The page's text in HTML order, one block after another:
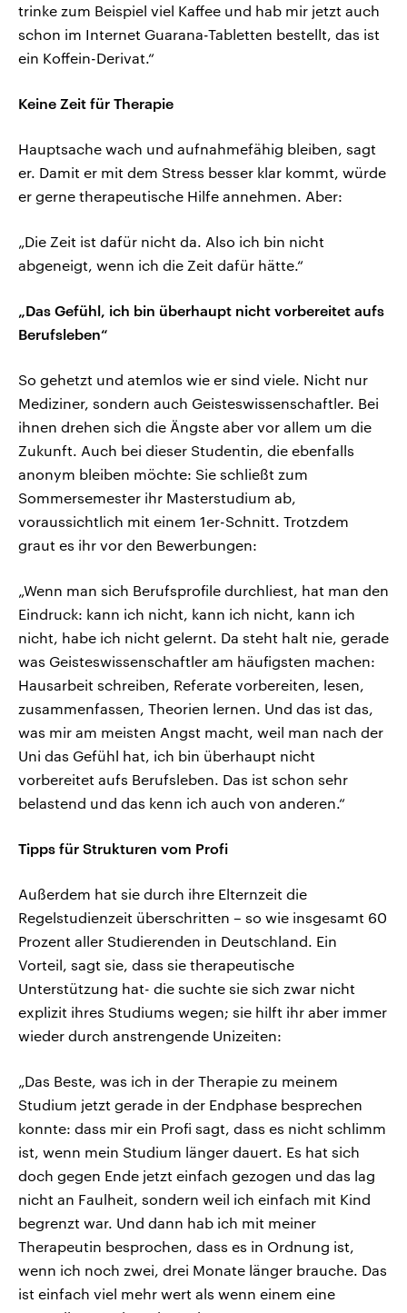
trinke zum Beispiel viel Kaffee und hab mir jetzt auch
schon im Internet Guarana-Tabletten bestellt, das ist
ein Koffein-Derivat.“
Keine Zeit für Therapie
Hauptsache wach und aufnahmefähig bleiben, sagt
er. Damit er mit dem Stress besser klar kommt, würde
er gerne therapeutische Hilfe annehmen. Aber:
„Die Zeit ist dafür nicht da. Also ich bin nicht
abgeneigt, wenn ich die Zeit dafür hätte.“
„Das Gefühl, ich bin überhaupt nicht vorbereitet aufs
Berufsleben“
So gehetzt und atemlos wie er sind viele. Nicht nur
Mediziner, sondern auch Geisteswissenschaftler. Bei
ihnen drehen sich die Ängste aber vor allem um die
Zukunft. Auch bei dieser Studentin, die ebenfalls
anonym bleiben möchte: Sie schließt zum
Sommersemester ihr Masterstudium ab,
voraussichtlich mit einem 1er-Schnitt. Trotzdem
graut es ihr vor den Bewerbungen:
„Wenn man sich Berufsprofile durchliest, hat man den
Eindruck: kann ich nicht, kann ich nicht, kann ich
nicht, habe ich nicht gelernt. Da steht halt nie, gerade
was Geisteswissenschaftler am häufigsten machen:
Hausarbeit schreiben, Referate vorbereiten, lesen,
zusammenfassen, Theorien lernen. Und das ist das,
was mir am meisten Angst macht, weil man nach der
Uni das Gefühl hat, ich bin überhaupt nicht
vorbereitet aufs Berufsleben. Das ist schon sehr
belastend und das kenn ich auch von anderen.“
Tipps für Strukturen vom Profi
Außerdem hat sie durch ihre Elternzeit die
Regelstudienzeit überschritten – so wie insgesamt 60
Prozent aller Studierenden in Deutschland. Ein
Vorteil, sagt sie, dass sie therapeutische
Unterstützung hat- die suchte sie sich zwar nicht
explizit ihres Studiums wegen; sie hilft ihr aber immer
wieder durch anstrengende Unizeiten:
„Das Beste, was ich in der Therapie zu meinem
Studium jetzt gerade in der Endphase besprechen
konnte: dass mir ein Profi sagt, dass es nicht schlimm
ist, wenn mein Studium länger dauert. Es hat sich
doch gegen Ende jetzt einfach gezogen und das lag
nicht an Faulheit, sondern weil ich einfach mit Kind
begrenzt war. Und dann hab ich mit meiner
Therapeutin besprochen, dass es in Ordnung ist,
wenn ich noch zwei, drei Monate länger brauche. Das
ist einfach viel mehr wert als wenn einem eine